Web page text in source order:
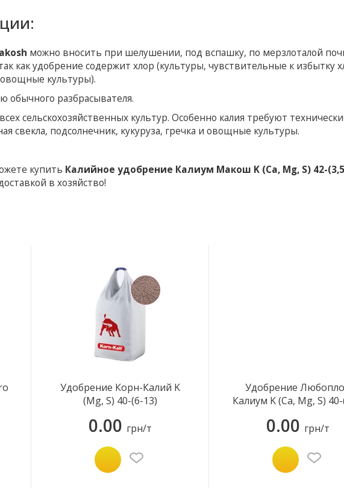
можно вносить при шелушении, под вспашку, по мерзлоталой
как удобрение содержит хлор (культуры, чувствительные к избытку
культуры).
обычного разбрасывателя.
сельскохозяйственных культур. Особенно калия требуют
свекла, подсолнечник, кукуруза, гречка и овощные культуры.
купить Калийное удобрение Калиум Макош K (Ca, Mg, S) 42-
в хозяйство!
Удобрение Корн-Калий K
(Mg, S) 40-(6-13)
0.00 грн/т
Удобрение
Калиум K (Ca, Mg, S)
0.00 грн/т